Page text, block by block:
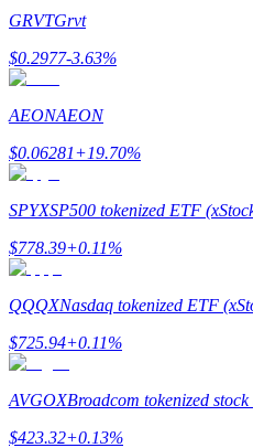
Serviço de empréstimo
Investimento Automático
Obtenha lucro a longo prazo
GRVTGrvt
$0.2977-3.63%
AEONAEON
$0.06281+19.70%
SPYXSP500 tokenized ETF
$778.39+0.11%
QQQXNasdaq tokenized ETF
$725.94+0.11%
AVGOXBroadcom tokenized stock
$423.32+0.13%